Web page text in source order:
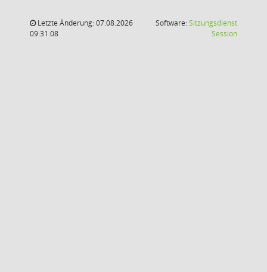
Letzte Änderung: 07.08.2026
09:31:08
Software:Sitzungsdienst
Session(Wird in